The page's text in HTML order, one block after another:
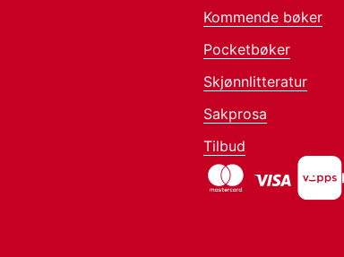
Kommende bøker
Pocketbøker
Skjønnlitteratur
Sakprosa
Tilbud